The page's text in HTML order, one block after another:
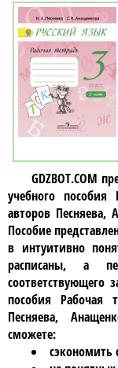
GDZBOT.COM
учебного пособия
авторов Песняева,
Пособие
в интуитивно
расписаны, а
соответствующего
пособия Рабочая
Песняева,
сможете:
сэкономить